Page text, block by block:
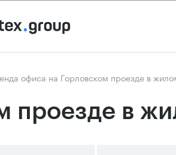
офиса на Горловском проезде в
проезде в